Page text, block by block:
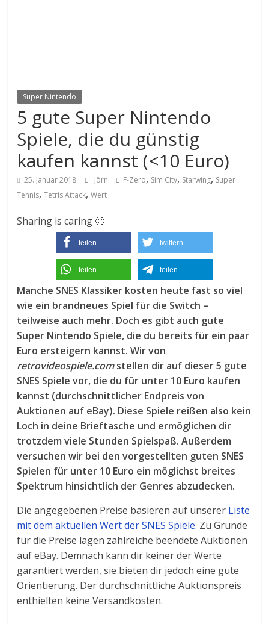
Super Nintendo
5 gute Super Nintendo
Spiele, die du günstig
kaufen kannst (<10 Euro)
25. Januar 2018 Jörn F-Zero, Sim City, Starwing, Super
Tennis,Tetris Attack,Wert
Sharing is caring 🙂
teilen twittern
teilen teilen
Manche SNES Klassiker kosten heute fast so viel
wie ein brandneues Spiel für die Switch –
teilweise auch mehr. Doch es gibt auch gute
Super Nintendo Spiele, die du bereits für ein paar
Euro ersteigern kannst. Wir von
retrovideospiele.comstellen dir auf dieser 5 gute
SNES Spiele vor, die du für unter 10 Euro kaufen
kannst (durchschnittlicher Endpreis von
Auktionen auf eBay). Diese Spiele reißen also kein
Loch in deine Brieftasche und ermöglichen dir
trotzdem viele Stunden Spielspaß. Außerdem
versuchen wir bei den vorgestellten guten SNES
Spielen für unter 10 Euro ein möglichst breites
Spektrum hinsichtlich der Genres abzudecken.
Die angegebenen Preise basieren auf unserer Liste
mit dem aktuellen Wert der SNES Spiele. Zu Grunde
für die Preise lagen zahlreiche beendete Auktionen
auf eBay. Demnach kann dir keiner der Werte
garantiert werden, sie bieten dir jedoch eine gute
Orientierung. Der durchschnittliche Auktionspreis
enthielten keine Versandkosten.